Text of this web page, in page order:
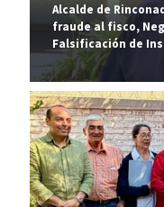
Alcalde de
fraude al fisco,
Falsificación de